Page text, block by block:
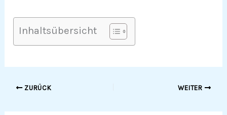
Inhaltsübersicht
ZURÜCK WEITER